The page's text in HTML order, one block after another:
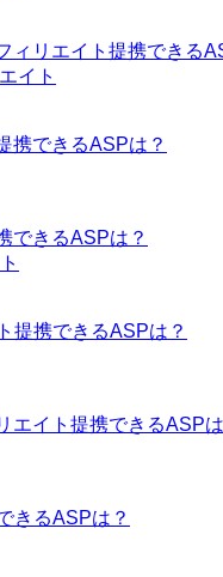
ィリエイト提携できる
イト
携できるASPは？
できるASPは？
提携できるASPは？
エイト提携できるASPは
きるASPは？